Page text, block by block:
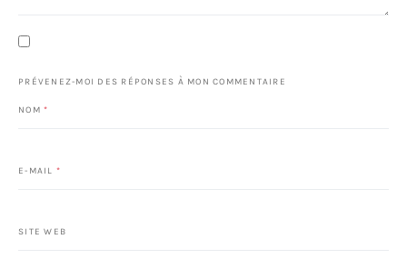
PRÉVENEZ-MOI DES RÉPONSES À MON COMMENTAIRE
NOM *
E-MAIL *
SITE WEB